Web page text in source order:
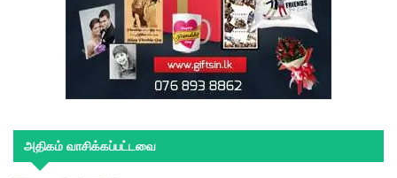
அதிகம் வாசிக்கப்பட்டவை